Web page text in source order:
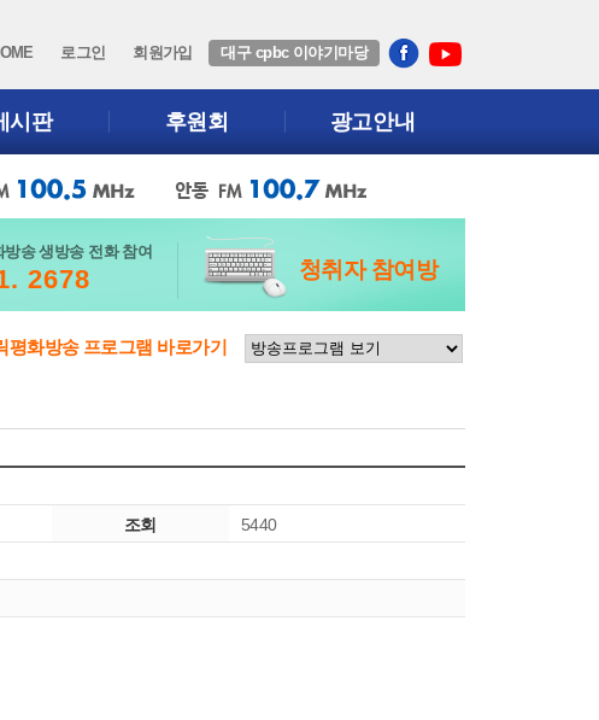
로그인 회원가입 대구 cpbc 이야기마당
시판 후원회 광고안내
송 생방송 전화 참여
2678 청취자 참여방
평화방송 프로그램 바로가기
조회
5440